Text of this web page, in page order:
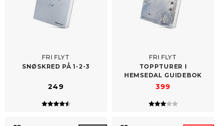
FRI FLYT
SNØSKRED PÅ 1-​2-3
249
Karakter:
4.5 av 5 mulige
FRI FLYT
TOPPTURER I
HEMSEDAL GUIDEBOK
399
Karakter:
3.0 av 5